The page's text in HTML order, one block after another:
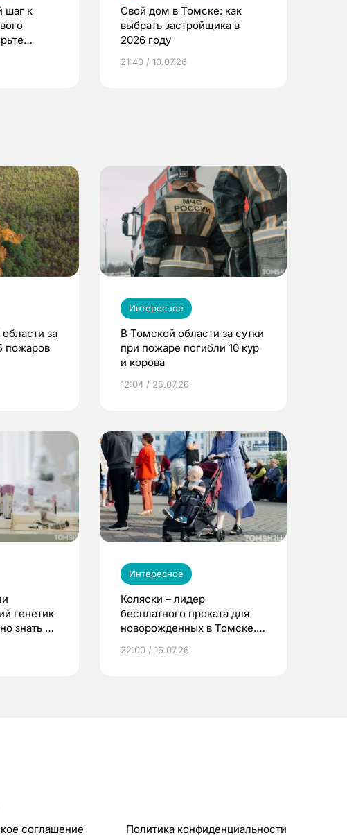
шаг к
Свой дом в Томске: как
выбрать застройщика в
2026 году
21:40 / 10.07.26
за
пожаров
Интересное
В Томской области за сутки
при пожаре погибли 10 кур
и корова
12:04 / 25.07.26
генетик
знать до
Интересное
Коляски – лидер
бесплатного проката для
новорожденных в Томске.
22:00 / 16.07.26
соглашение
Политика конфиденциальности